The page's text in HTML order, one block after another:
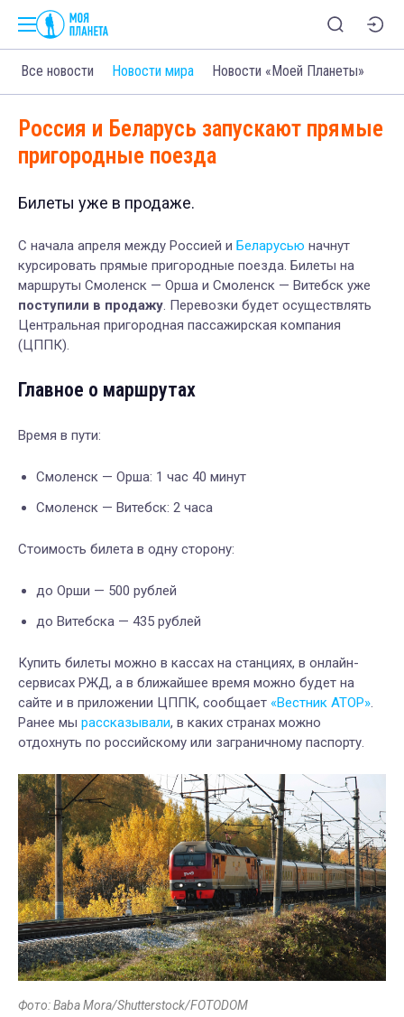
Все новости Новости мира Новости «Моей Планеты»
Россия и Беларусь запускают прямые
пригородные поезда
Билеты уже в продаже.
С начала апреля между Россией и Беларусью начнут
курсировать прямые пригородные поезда. Билеты на
маршруты Смоленск — Орша и Смоленск — Витебск уже
поступили в продажу. Перевозки будет осуществлять
Центральная пригородная пассажирская компания
(ЦППК).
Главное о маршрутах
Время в пути:
Смоленск — Орша: 1 час 40 минут
Смоленск — Витебск: 2 часа
Стоимость билета в одну сторону:
до Орши — 500 рублей
до Витебска — 435 рублей
Купить билеты можно в кассах на станциях, в онлайн-
сервисах РЖД, а в ближайшее время можно будет на
сайте и в приложении ЦППК, сообщает «Вестник АТОР».
Ранее мы рассказывали, в каких странах можно
отдохнуть по российскому или заграничному паспорту.
Фото: Baba Mora/Shutterstock/FOTODOM